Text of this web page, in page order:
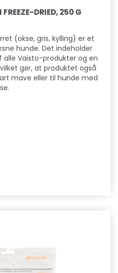
DRIED, 250 G
(okse, gris, kylling) er et
hunde. Det indeholder
Vaisto-produkter og en
gør, at produktet også
mave eller til hunde med